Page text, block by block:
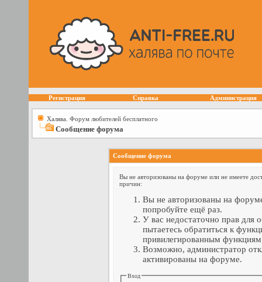
Регистрация Справка Администрация
Халява. Форум любителей бесплатного
Сообщение форума
Сообщение форума
Вы не авторизованы на форуме или не имеете
причин:
Вы не авторизованы на
попробуйте ещё раз.
У вас недостаточно прав для
пытаетесь обратиться к
привилегированным
Возможно, администратор
активированы на форуме.
Вход